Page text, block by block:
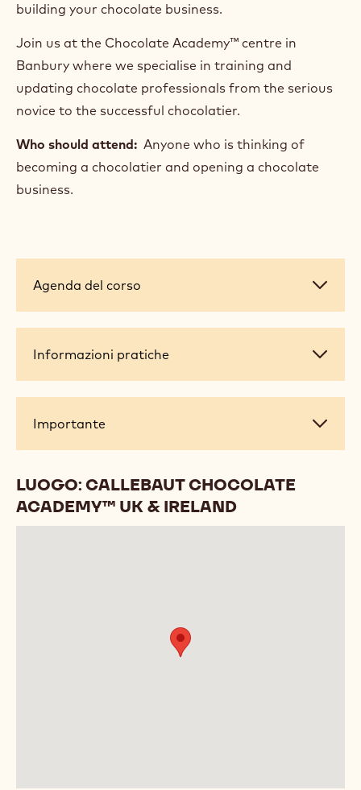
building your chocolate business.
Join us at the Chocolate Academy™ centre in
Banbury where we specialise in training and
updating chocolate professionals from the serious
novice to the successful chocolatier.
Who should attend: Anyone who is thinking of
becoming a chocolatier and opening a chocolate
business.
Agenda
Agenda del corso
Informazioni
Informazioni pratiche
Importante
Importante
LUOGO: CALLEBAUT CHOCOLATE
ACADEMY™ UK & IRELAND